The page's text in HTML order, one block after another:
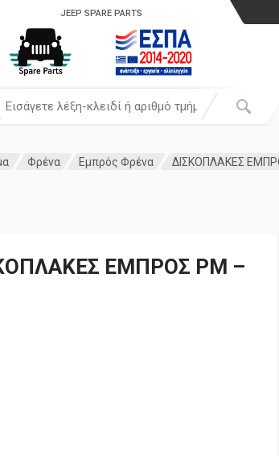
JEEP SPARE PARTS
Φρένα Εμπρός Φρένα ΔΙΣΚΟΠΛΑΚΕΣ
ΕΜΠΡΟΣ PM –